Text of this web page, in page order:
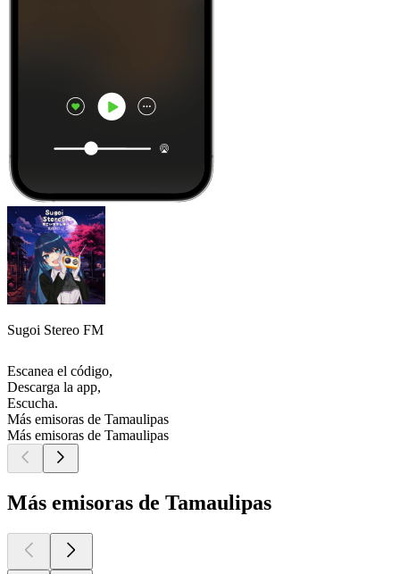
Sugoi Stereo FM
Escanea el código,
Descarga la app,
Escucha.
Más emisoras de Tamaulipas
Más emisoras de Tamaulipas
Más emisoras de Tamaulipas